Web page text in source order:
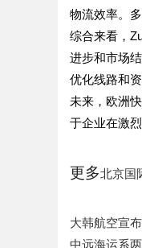
物流效率。
综合来看，
进步和市场
优化线路和
未来，欧洲
于企业在激
更多北京国
大韩航空宣
中远海运系